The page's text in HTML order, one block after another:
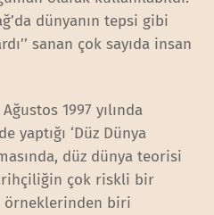
dünyanın tepsi gibi
sanan çok sayıda insan
1997 yılında
yaptığı ‘Düz Dünya
düz dünya teorisi
çok riskli bir
örneklerinden biri